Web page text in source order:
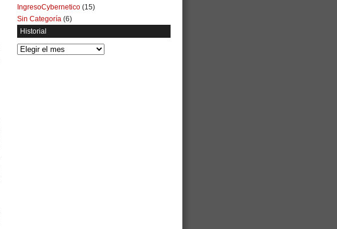
IngresoCybernetico (15)
Sin Categoría (6)
Historial
Historial